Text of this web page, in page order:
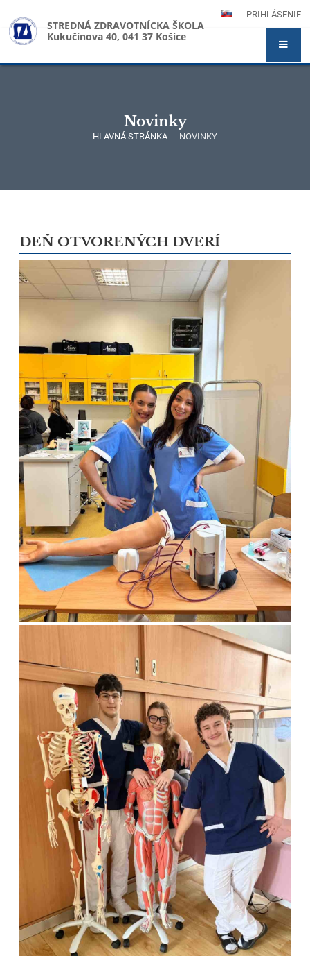
PRIHLÁSENIE
STREDNÁ ZDRAVOTNÍCKA ŠKOLA
Kukučínova 40, 041 37 Košice
Novinky
HLAVNÁ STRÁNKA - NOVINKY
DEŇ OTVORENÝCH DVERÍ